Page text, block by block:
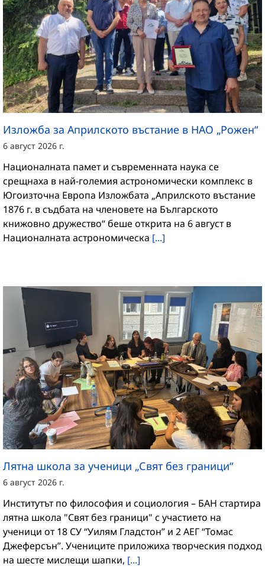
Изложба за Априлското въстание в НАО „Рожен“
6 август 2026 г.
Националната памет и съвременната наука се
срещнаха в най-големия астрономически комплекс в
Югоизточна Европа Изложбата „Априлското въстание
1876 г. в съдбата на членовете на Българското
книжовно дружество“ беше открита на 6 август в
Националната астрономическа [...]
Лятна школа за ученици „Свят без граници“
6 август 2026 г.
Институтът по философия и социология – БАН стартира
лятна школа "Свят без граници" с участието на
ученици от 18 СУ “Уилям Гладстон” и 2 АЕГ “Томас
Джеферсън”. Учениците приложиха творческия подход
на шесте мислещи шапки, [...]